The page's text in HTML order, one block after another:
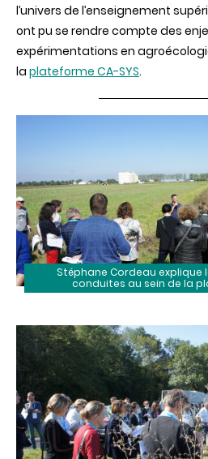
l’univers de l’enseignement
ont pu se rendre compte des
expérimentations en
la plateforme CA-SYS.
Stéphane Cordeau explique
conduites au sein de la